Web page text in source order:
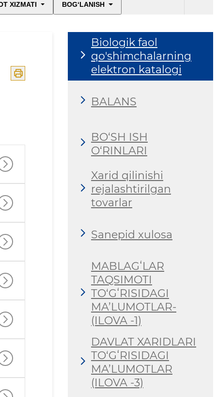
XIZMATI BOG‘LANISHE'lonlar
Biologik faol
qo'shimchalarning
elektron katalogi
BALANS
BO‘SH ISH
O‘RINLARI
Xarid qilinishi
rejalashtirilgan
tovarlar
Sanepid xulosa
MABLAGʻLAR
TAQSIMOTI
TO‘GʻRISIDAGI
MA’LUMOTLAR-
(ILOVA -1)
DAVLAT XARIDLARI
TO‘GʻRISIDAGI
MA’LUMOTLAR
(ILOVA -3)